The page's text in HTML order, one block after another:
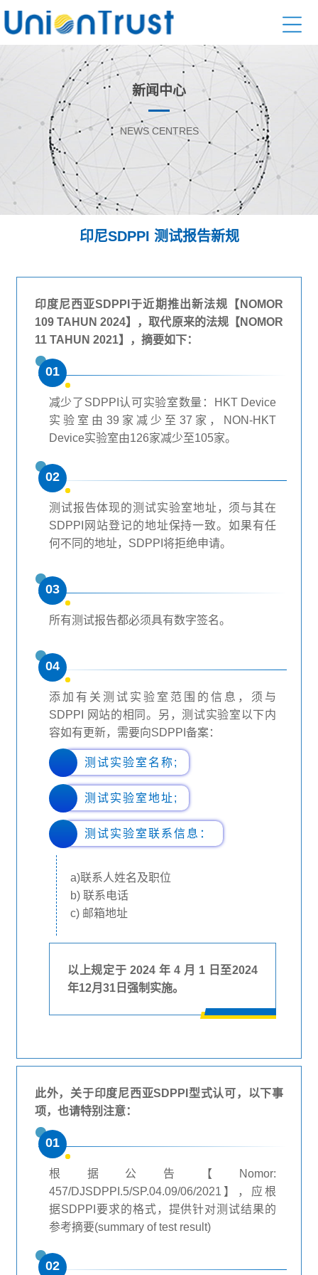
新闻中心
NEWS CENTRES
印尼SDPPI 测试报告新规
印度尼西亚SDPPI于近期推出新法规【NOMOR
109 TAHUN 2024】，取代原来的法规【NOMOR
11 TAHUN 2021】，摘要如下：
01
减少了SDPPI认可实验室数量：HKT Device
实验室由39家减少至37家，NON-HKT
Device实验室由126家减少至105家。
02
测试报告体现的测试实验室地址，须与其在
SDPPI网站登记的地址保持一致。如果有任
何不同的地址，SDPPI将拒绝申请。
03
所有测试报告都必须具有数字签名。
04
添加有关测试实验室范围的信息，须与
SDPPI 网站的相同。另，测试实验室以下内
容如有更新，需要向SDPPI备案：
测试实验室名称;
测试实验室地址;
测试实验室联系信息：
a)联系人姓名及职位
b) 联系电话
c) 邮箱地址
以上规定于 2024 年 4 月 1 日至2024
年12月31日强制实施。
此外，关于印度尼西亚SDPPI型式认可，以下事
项，也请特别注意：
01
根据公告【Nomor:
457/DJSDPPI.5/SP.04.09/06/2021】，应根
据SDPPI要求的格式，提供针对测试结果的
参考摘要(summary of test result)
02